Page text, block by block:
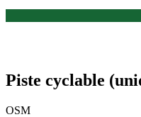
Piste cyclable
OSM